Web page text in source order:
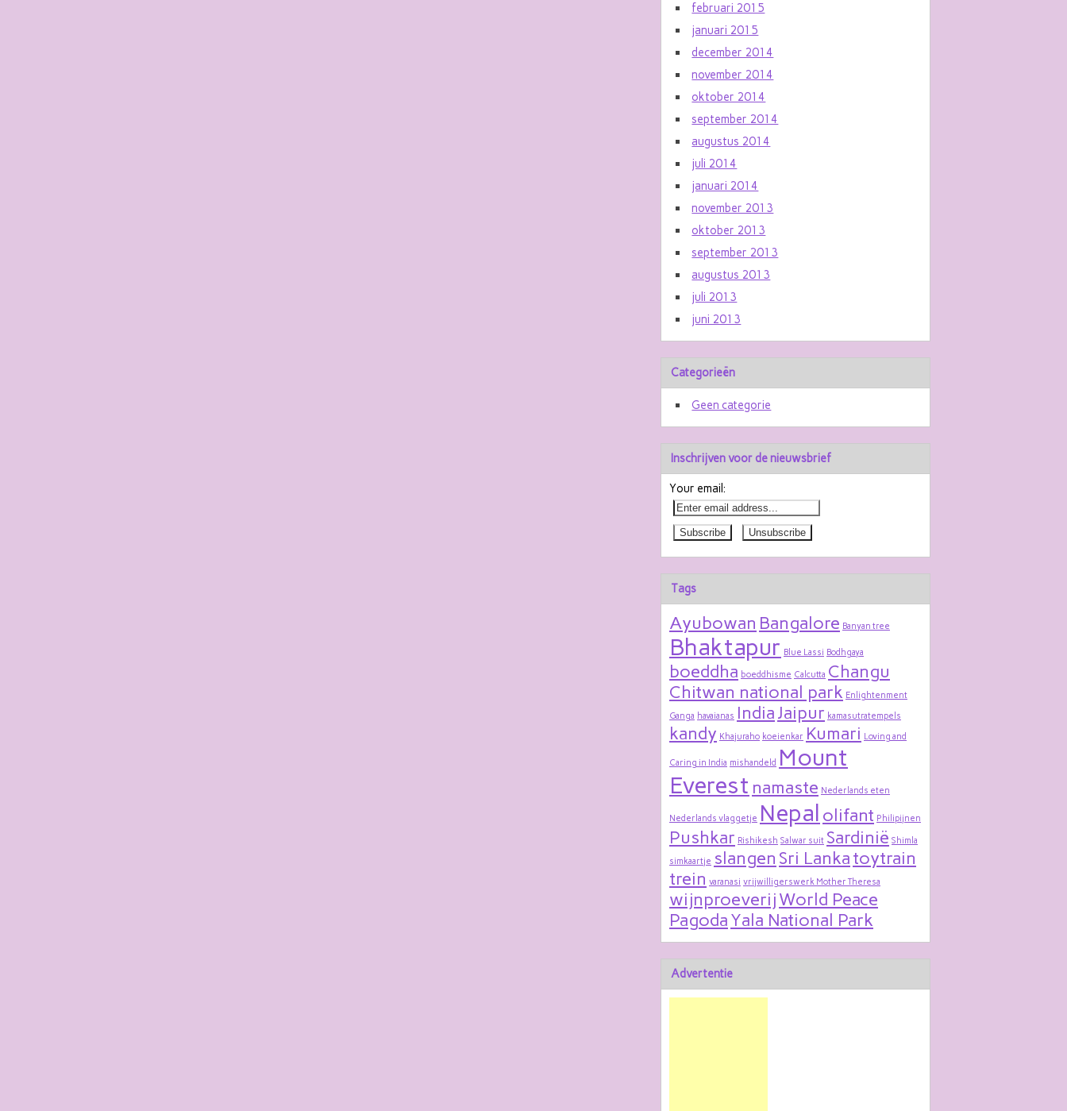
februari 2015
januari 2015
december 2014
november 2014
oktober 2014
september 2014
augustus 2014
juli 2014
januari 2014
november 2013
oktober 2013
september 2013
augustus 2013
juli 2013
juni 2013
Categorieën
Geen categorie
Inschrijven voor de nieuwsbrief
Your email:
Tags
Ayubowan Bangalore Banyan tree
Bhaktapur Blue Lassi Bodhgaya
boeddha boeddhisme Calcutta Changu
Chitwan national park Enlightenment
Ganga havaianas IndiaJaipur kamasutratempels
kandy Khajuraho koeienkar Kumari Loving and
Caring in India mishandeld Mount
Everest namaste Nederlands eten
Nederlands vlaggetje Nepal olifant Philipijnen
Pushkar Rishikesh Salwar suit Sardinië Shimla
simkaartje slangen Sri Lankatoytrain
trein varanasi vrijwilligerswerk Mother Theresa
wijnproeverijWorld Peace
PagodaYala National Park
Advertentie